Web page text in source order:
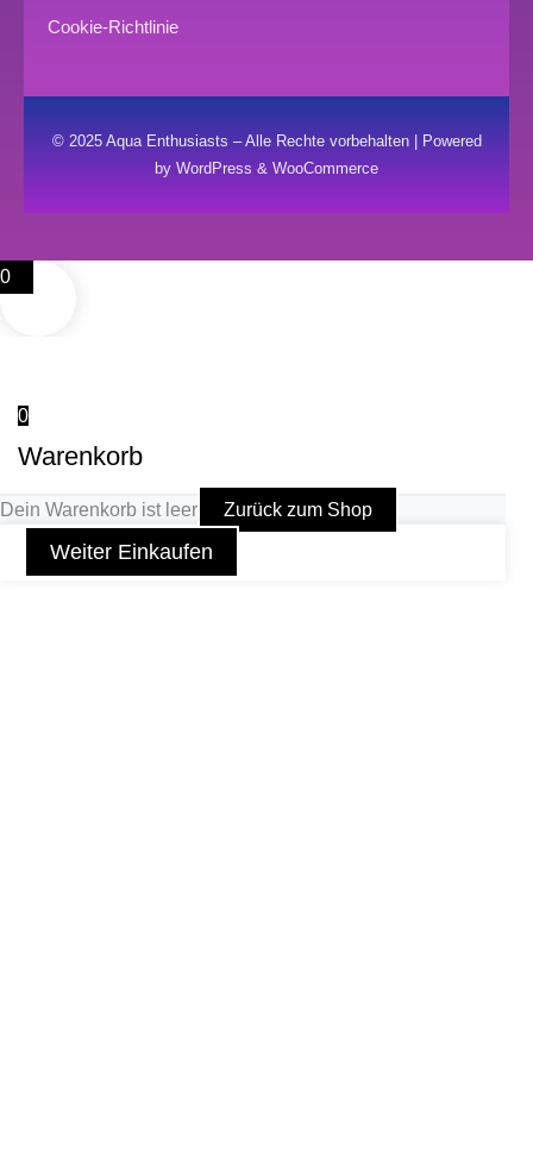
Cookie-Richtlinie
© 2025 Aqua Enthusiasts – Alle Rechte vorbehalten | Powered
by WordPress & WooCommerce
0
0
Warenkorb
Dein Warenkorb ist leer Zurück zum Shop
Weiter Einkaufen